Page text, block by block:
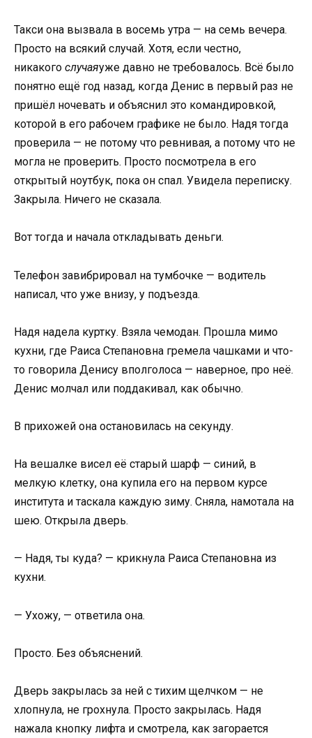
Такси она вызвала в восемь утра — на семь вечера.
Просто на всякий случай. Хотя, если честно,
никакого случаяуже давно не требовалось. Всё было
понятно ещё год назад, когда Денис в первый раз не
пришёл ночевать и объяснил это командировкой,
которой в его рабочем графике не было. Надя тогда
проверила — не потому что ревнивая, а потому что не
могла не проверить. Просто посмотрела в его
открытый ноутбук, пока он спал. Увидела переписку.
Закрыла. Ничего не сказала.
Вот тогда и начала откладывать деньги.
Телефон завибрировал на тумбочке — водитель
написал, что уже внизу, у подъезда.
Надя надела куртку. Взяла чемодан. Прошла мимо
кухни, где Раиса Степановна гремела чашками и что-
то говорила Денису вполголоса — наверное, про неё.
Денис молчал или поддакивал, как обычно.
В прихожей она остановилась на секунду.
На вешалке висел её старый шарф — синий, в
мелкую клетку, она купила его на первом курсе
института и таскала каждую зиму. Сняла, намотала на
шею. Открыла дверь.
— Надя, ты куда? — крикнула Раиса Степановна из
кухни.
— Ухожу, — ответила она.
Просто. Без объяснений.
Дверь закрылась за ней с тихим щелчком — не
хлопнула, не грохнула. Просто закрылась. Надя
нажала кнопку лифта и смотрела, как загорается